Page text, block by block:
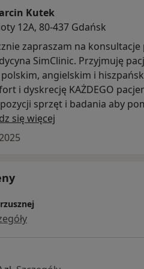
i bezpieczna metoda
bólowych narządu
Kutek
12A, 80-437 Gdańsk
zapraszam na
SimClinic. Przyjmuję
angielskim i
i dyskrecję KAŻDEGO
sprzęt i badania aby
każdy problem.
się więcej